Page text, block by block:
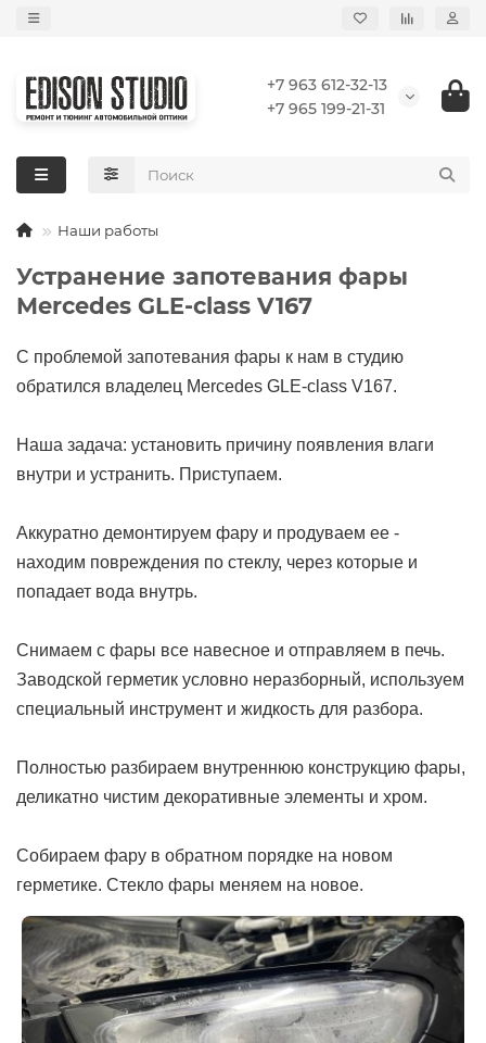
+7 963 612-32-13
+7 965 199-21-31
Наши работы
Устранение запотевания фары
Mercedes GLE-class V167
С проблемой запотевания фары к нам в студию
обратился владелец Mercedes GLE-class V167.
Наша задача: установить причину появления влаги
внутри и устранить. Приступаем.
Аккуратно демонтируем фару и продуваем ее -
находим повреждения по стеклу, через которые и
попадает вода внутрь.
Снимаем с фары все навесное и отправляем в печь.
Заводской герметик условно неразборный, используем
специальный инструмент и жидкость для разбора.
Полностью разбираем внутреннюю конструкцию фары,
деликатно чистим декоративные элементы и хром.
Собираем фару в обратном порядке на новом
герметике. Стекло фары меняем на новое.